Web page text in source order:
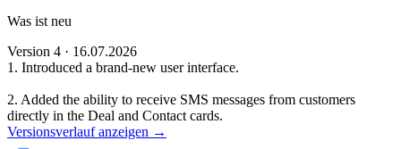
Was ist neu
Version 4 · 16.07.2026
1. Introduced a brand-new user interface.
2. Added the ability to receive SMS messages from customers
directly in the Deal and Contact cards.
Versionsverlauf anzeigen →